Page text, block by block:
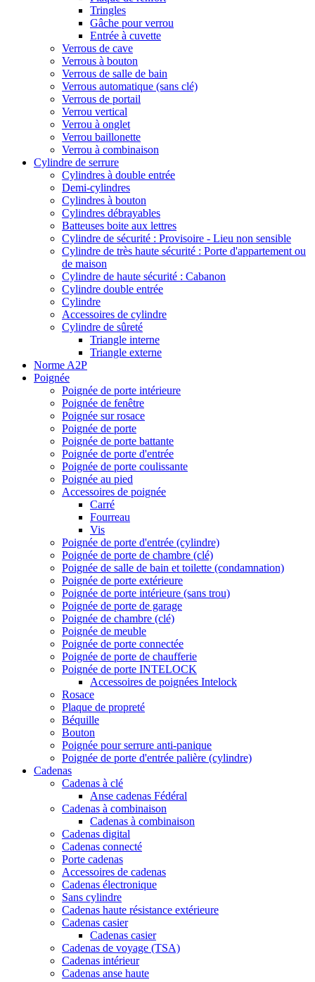
Tringles
Gâche pour verrou
Entrée à cuvette
Verrous de cave
Verrous à bouton
Verrous de salle de bain
Verrous automatique (sans clé)
Verrous de portail
Verrou vertical
Verrou à onglet
Verrou baillonette
Verrou à combinaison
Cylindre de serrure
Cylindres à double entrée
Demi-cylindres
Cylindres à bouton
Cylindres débrayables
Batteuses boite aux lettres
Cylindre de sécurité : Provisoire - Lieu non sensible
Cylindre de très haute sécurité : Porte d'appartement ou
de maison
Cylindre de haute sécurité : Cabanon
Cylindre double entrée
Cylindre
Accessoires de cylindre
Cylindre de sûreté
Triangle interne
Triangle externe
Norme A2P
Poignée
Poignée de porte intérieure
Poignée de fenêtre
Poignée sur rosace
Poignée de porte
Poignée de porte battante
Poignée de porte d'entrée
Poignée de porte coulissante
Poignée au pied
Accessoires de poignée
Carré
Fourreau
Vis
Poignée de porte d'entrée (cylindre)
Poignée de porte de chambre (clé)
Poignée de salle de bain et toilette (condamnation)
Poignée de porte extérieure
Poignée de porte intérieure (sans trou)
Poignée de porte de garage
Poignée de chambre (clé)
Poignée de meuble
Poignée de porte connectée
Poignée de porte de chaufferie
Poignée de porte INTELOCK
Accessoires de poignées Intelock
Rosace
Plaque de propreté
Béquille
Bouton
Poignée pour serrure anti-panique
Poignée de porte d'entrée palière (cylindre)
Cadenas
Cadenas à clé
Anse cadenas Fédéral
Cadenas à combinaison
Cadenas à combinaison
Cadenas digital
Cadenas connecté
Porte cadenas
Accessoires de cadenas
Cadenas électronique
Sans cylindre
Cadenas haute résistance extérieure
Cadenas casier
Cadenas casier
Cadenas de voyage (TSA)
Cadenas intérieur
Cadenas anse haute